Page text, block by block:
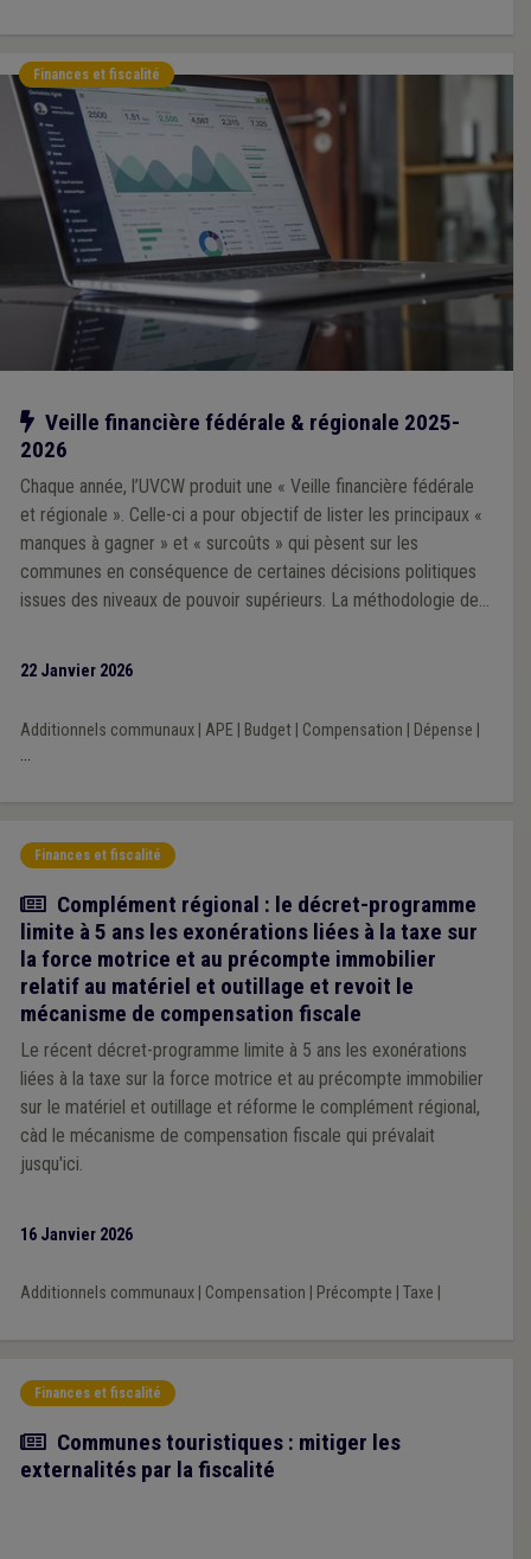
Finances et fiscalité
Notre action
Veille financière fédérale & régionale 2025-
2026
Chaque année, l’UVCW produit une « Veille financière fédérale
et régionale ». Celle-ci a pour objectif de lister les principaux «
manques à gagner » et « surcoûts » qui pèsent sur les
communes en conséquence de certaines décisions politiques
issues des niveaux de pouvoir supérieurs. La méthodologie de
22 Janvier 2026
Additionnels communaux| APE Budget| Compensation Dépense
...
Finances et fiscalité
Actualité
Complément régional : le décret-programme
limite à 5 ans les exonérations liées à la taxe sur
la force motrice et au précompte immobilier
relatif au matériel et outillage et revoit le
mécanisme de compensation fiscale
Le récent décret-programme limite à 5 ans les exonérations
liées à la taxe sur la force motrice et au précompte immobilier
sur le matériel et outillage et réforme le complément régional,
càd le mécanisme de compensation fiscale qui prévalait
jusqu'ici.
16 Janvier 2026
Additionnels communaux| Compensation Précompte Taxe
Finances et fiscalité
Article
Communes touristiques : mitiger les
externalités par la fiscalité